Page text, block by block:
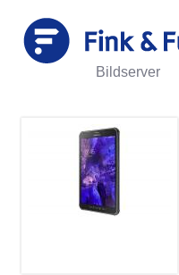
Bildserver